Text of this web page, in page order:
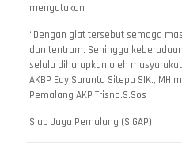
mengatakan
“Dengan giat tersebut semoga
dan tentram. Sehingga
selalu diharapkan oleh
AKBP Edy Suranta Sitepu SIK., MH
Pemalang AKP Trisno.S.Sos
Siap Jaga Pemalang (SIGAP)